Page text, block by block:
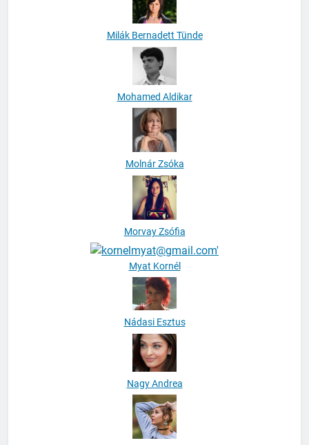
Milák Bernadett Tünde
Mohamed Aldikar
Molnár Zsóka
Morvay Zsófia
Myat Kornél
Nádasi Esztus
Nagy Andrea